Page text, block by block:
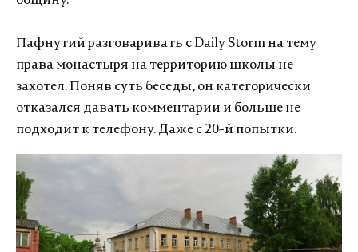
Пафнутий разговаривать с Daily Storm на тему
права монастыря на территорию школы не
захотел. Поняв суть беседы, он категорически
отказался давать комментарии и больше не
подходит к телефону. Даже с 20-й попытки.